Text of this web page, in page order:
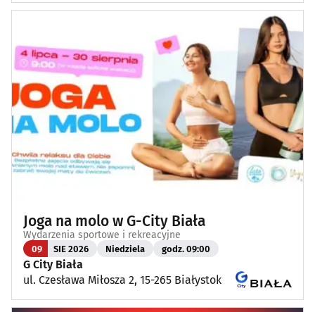
Joga na molo w G-City Biała
Wydarzenia sportowe i rekreacyjne
09 SIE 2026 Niedziela godz. 09:00
G City Biała
ul. Czesława Miłosza 2, 15-265 Białystok